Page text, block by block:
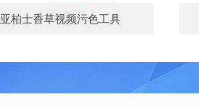
亚柏士香草视频污色工具